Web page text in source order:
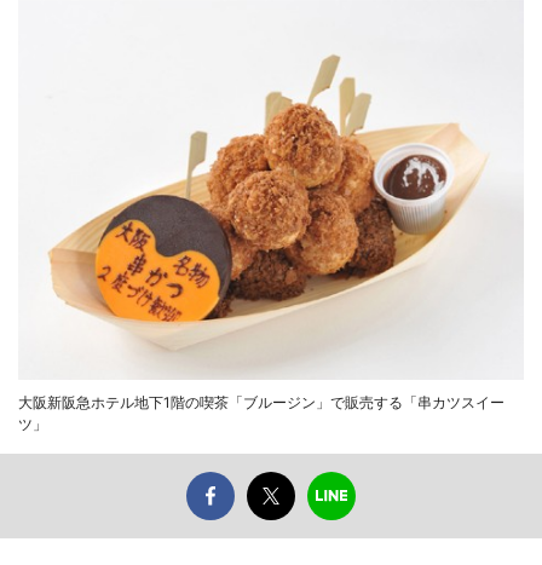
大阪新阪急ホテル地下1階の喫茶「ブルージン」で販売する「串カツスイー
ツ」